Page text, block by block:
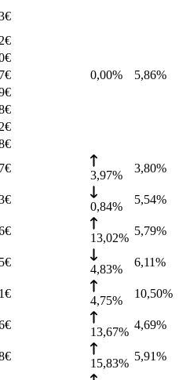
€
€
€
€ 0,00% 5,86%
€
€
€
€
€
3,97%
3,80%
€
0,84%
5,54%
€
13,02%
5,79%
€
4,83%
6,11%
€
4,75%
10,50%
€
13,67%
4,69%
€
15,83%
5,91%